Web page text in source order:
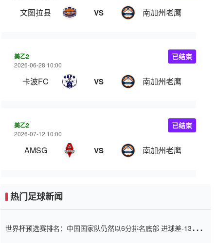
文图拉县 VS 南加州老鹰
美乙2
2026-06-28 10:00
卡波FC VS 南加州老鹰
已结束
美乙2
2026-07-12 10:00
AMSG VS 南加州老鹰
已结束
热门足球新闻
世界杯预选赛排名：中国国家队仍然以6分排名底部 进球差-13令人